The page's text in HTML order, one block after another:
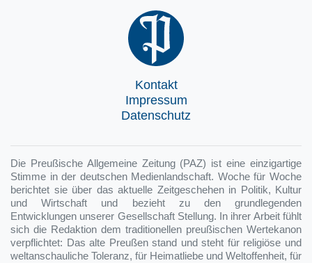
Kontakt
Impressum
Datenschutz
Die Preußische Allgemeine Zeitung (PAZ) ist eine einzigartige
Stimme in der deutschen Medienlandschaft. Woche für Woche
berichtet sie über das aktuelle Zeitgeschehen in Politik, Kultur
und Wirtschaft und bezieht zu den grundlegenden
Entwicklungen unserer Gesellschaft Stellung. In ihrer Arbeit fühlt
sich die Redaktion dem traditionellen preußischen Wertekanon
verpflichtet: Das alte Preußen stand und steht für religiöse und
weltanschauliche Toleranz, für Heimatliebe und Weltoffenheit, für